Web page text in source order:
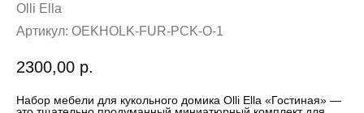
Olli Ella
Артикул: OEKHOLK-FUR-PCK-O-1
2300,00 р.
Набор мебели для кукольного домика Olli Ella «Гостиная» —